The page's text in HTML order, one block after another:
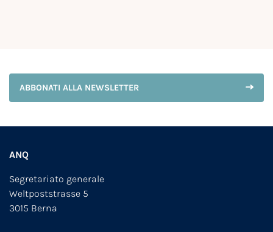
ABBONATI ALLA NEWSLETTER
ANQ
Segretariato generale
Weltpoststrasse 5
3015 Berna